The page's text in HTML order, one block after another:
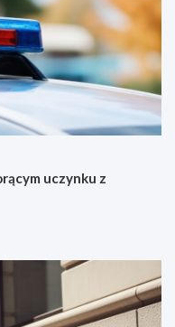
uczynku z